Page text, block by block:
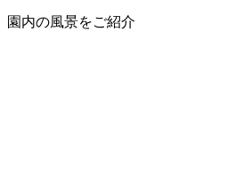
園内の風景をご紹介